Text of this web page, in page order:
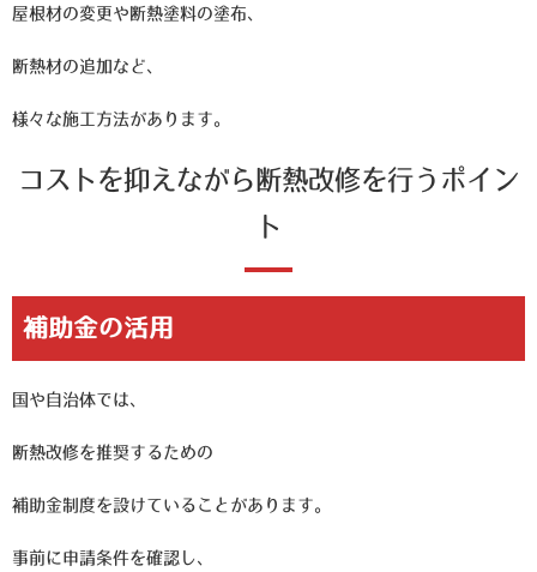
屋根材の変更や断熱塗料の塗布、
断熱材の追加など、
様々な施工方法があります。
コストを抑えながら断熱改修を行うポイン
ト
補助金の活用
国や自治体では、
断熱改修を推奨するための
補助金制度を設けていることがあります。
事前に申請条件を確認し、